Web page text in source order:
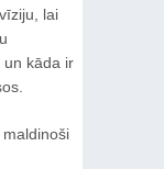
lai
un kāda ir